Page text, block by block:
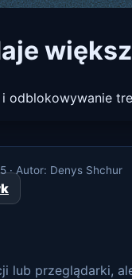
odblokowywanie
· Autor: Denys Shchur
lub przeglądarki,